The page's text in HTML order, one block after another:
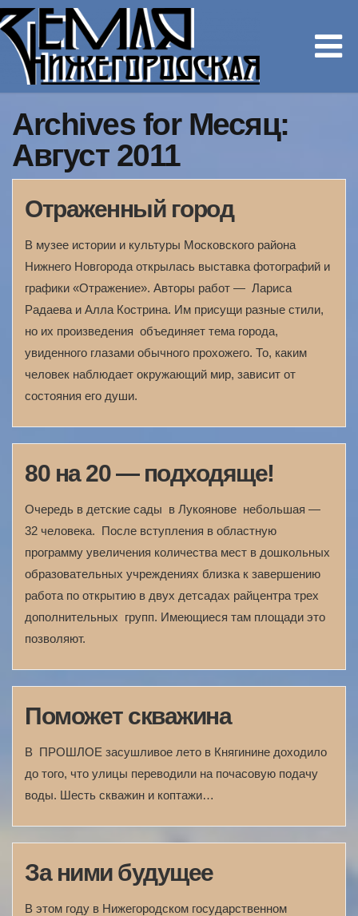
Archives for Месяц:
Август 2011
Отраженный город
В музее истории и культуры Москов­ского района
Нижнего Новгорода открылась выставка фотографий и
графики «Отражение». Авторы работ — Лариса
Радаева и Алла Кострина. Им присущи разные стили,
но их произведения объединяет тема города,
увиденного глазами обычного прохожего. То, каким
человек наблюдает окружающий мир, зависит от
состояния его души.
80 на 20 — подходяще!
Очередь в детские сады в Лукоянове небольшая —
32 человека. После вступления в областную
программу увеличения количества мест в дошкольных
образовательных учреждениях близка к завершению
работа по открытию в двух детсадах райцентра трех
дополнительных групп. Имеющиеся там площади это
позволяют.
Поможет скважина
В ПРОШЛОЕ засушливое лето в Княгинине доходило
до того, что улицы переводили на почасовую подачу
воды. Шесть скважин и коптажи…
За ними будущее
В этом году в Нижегородском государственном